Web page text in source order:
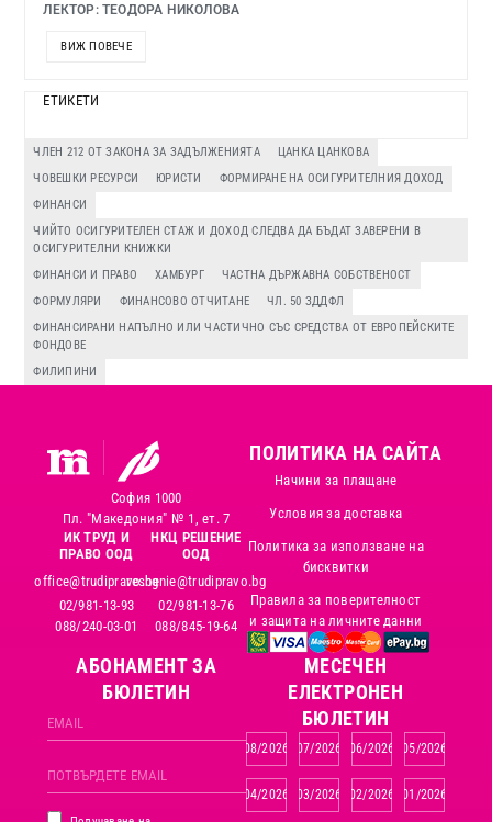
ЛЕКТОР: ТЕОДОРА НИКОЛОВА
ВИЖ ПОВЕЧЕ
ЕТИКЕТИ
ЧЛЕН 212 ОТ ЗАКОНА ЗА ЗАДЪЛЖЕНИЯТА
ЦАНКА ЦАНКОВА
ЧОВЕШКИ РЕСУРСИ
ЮРИСТИ
ФОРМИРАНЕ НА ОСИГУРИТЕЛНИЯ ДОХОД
ФИНАНСИ
ЧИЙТО ОСИГУРИТЕЛЕН СТАЖ И ДОХОД СЛЕДВА ДА БЪДАТ ЗАВЕРЕНИ В
ОСИГУРИТЕЛНИ КНИЖКИ
ФИНАНСИ И ПРАВО
ХАМБУРГ
ЧАСТНА ДЪРЖАВНА СОБСТВЕНОСТ
ФОРМУЛЯРИ
ФИНАНСОВО ОТЧИТАНЕ
ЧЛ. 50 ЗДДФЛ
ФИНАНСИРАНИ НАПЪЛНО ИЛИ ЧАСТИЧНО СЪС СРЕДСТВА ОТ ЕВРОПЕЙСКИТЕ
ФОНДОВЕ
ФИЛИПИНИ
София 1000
Пл. "Македония" № 1, ет. 7
ИК ТРУД И
ПРАВО ООД
office@trudipravo.bg
02/981-13-93
088/240-03-01
НКЦ РЕШЕНИЕ
ООД
reshenie@trudipravo.bg
02/981-13-76
088/845-19-64
ПОЛИТИКА НА САЙТА
Начини за плащане
Условия за доставка
Политика за използване на
бисквитки
Правила за поверителност
и защита на личните данни
АБОНАМЕНТ ЗА
БЮЛЕТИН
MЕСЕЧЕН
ЕЛЕКТРОНЕН
БЮЛЕТИН
08/2026 07/2026 06/2026 05/2026
04/2026 03/2026 02/2026 01/2026